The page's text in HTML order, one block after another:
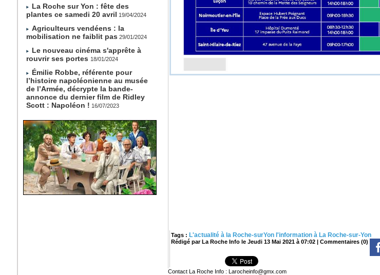
La Roche sur Yon : fête des
plantes ce samedi 20 avril 19/04/2024
Agriculteurs vendéens : la
mobilisation ne faiblit pas 29/01/2024
Le nouveau cinéma s'apprête à
rouvrir ses portes 18/01/2024
Émilie Robbe, référente pour
l’histoire napoléonienne au musée
de l’Armée, décrypte la bande-
annonce du dernier film de Ridley
Scott : Napoléon ! 16/07/2023
Tags : L'actualité à la Roche-surYon l'information à La Roche-sur-Yon
Rédigé par La Roche Info le Jeudi 13 Mai 2021 à 07:02 Commentaires (0)
Contact La Roche Info : Larocheinfo@gmx.com